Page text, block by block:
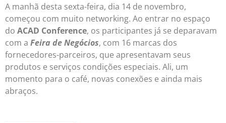
A manhã desta sexta-feira, dia 14 de novembro,
começou com muito networking. Ao entrar no espaço
do ACAD Conference, os participantes já se deparavam
com a Feira de Negócios, com 16 marcas dos
fornecedores-parceiros, que apresentavam seus
produtos e serviços condições especiais. Ali, um
momento para o café, novas conexões e ainda mais
abraços.